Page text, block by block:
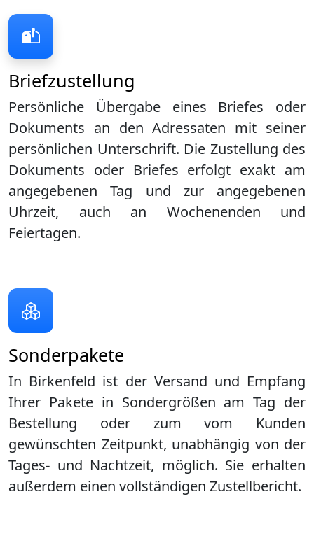
Briefzustellung
Persönliche Übergabe eines Briefes oder
Dokuments an den Adressaten mit seiner
persönlichen Unterschrift. Die Zustellung des
Dokuments oder Briefes erfolgt exakt am
angegebenen Tag und zur angegebenen
Uhrzeit, auch an Wochenenden und
Feiertagen.
Sonderpakete
In Birkenfeld ist der Versand und Empfang
Ihrer Pakete in Sondergrößen am Tag der
Bestellung oder zum vom Kunden
gewünschten Zeitpunkt, unabhängig von der
Tages- und Nachtzeit, möglich. Sie erhalten
außerdem einen vollständigen Zustellbericht.